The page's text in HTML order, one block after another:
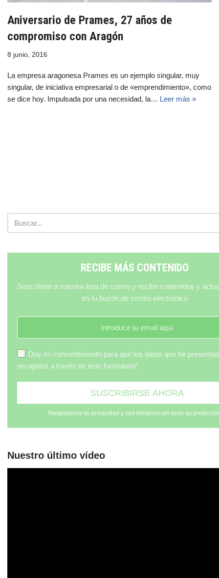
Aniversario de Prames, 27 años de
compromiso con Aragón
8 junio, 2016
La empresa aragonesa Prames es un ejemplo singular, muy
singular, de iniciativa empresarial o de «emprendimiento», como
se dice hoy. Impulsada por una necesidad, la… Leer más »
RECIBE MÁS CONTENIDO
Suscríbete a nuestra lista de correo y recibe contenidos y
en tu buzón de correo electrónico
Doy mi consentimiento para que los datos que he
recogidos a través de este formulario*.
Respetamos su privacidad y nos tomamos en serio su
Nuestro último vídeo